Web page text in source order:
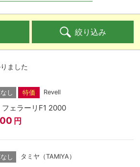
絞り込み
ました
し 特価 Revell
ェラーリF1 2000
円
し タミヤ（TAMIYA）